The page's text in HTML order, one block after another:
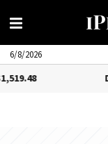
6/8/2026